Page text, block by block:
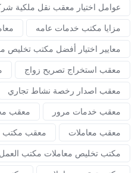
عوامل اختيار معقب نقل ملكية
مزايا مكتب خدمات عامه
معايير اختيار أفضل مكتب تخليص
معقب استخراج تصريح زواج
معقب اصدار رخصة نشاط تجاري
معقب خدمات مرور
معقب
معقب معاملات
معقب مكتب
مكتب تخليص معاملات مكتب العمل